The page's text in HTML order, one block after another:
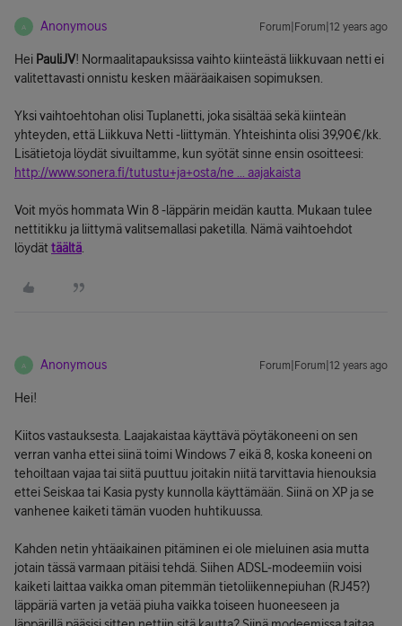
A Anonymous Forum|Forum|12 years ago
Hei PauliJV! Normaalitapauksissa vaihto kiinteästä liikkuvaan netti ei
valitettavasti onnistu kesken määräaikaisen sopimuksen.
Yksi vaihtoehtohan olisi Tuplanetti, joka sisältää sekä kiinteän
yhteyden, että Liikkuva Netti -liittymän. Yhteishinta olisi 39,90€/kk.
Lisätietoja löydät sivuiltamme, kun syötät sinne ensin osoitteesi:
http://www.sonera.fi/tutustu+ja+osta/ne ... aajakaista
Voit myös hommata Win 8 -läppärin meidän kautta. Mukaan tulee
nettitikku ja liittymä valitsemallasi paketilla. Nämä vaihtoehdot
löydät täältä
A Anonymous Forum|Forum|12 years ago
Hei!
Kiitos vastauksesta. Laajakaistaa käyttävä pöytäkoneeni on sen
verran vanha ettei siinä toimi Windows 7 eikä 8, koska koneeni on
tehoiltaan vajaa tai siitä puuttuu joitakin niitä tarvittavia hienouksia
ettei Seiskaa tai Kasia pysty kunnolla käyttämään. Siinä on XP ja se
vanhenee kaiketi tämän vuoden huhtikuussa.
Kahden netin yhtäaikainen pitäminen ei ole mieluinen asia mutta
jotain tässä varmaan pitäisi tehdä. Siihen ADSL-modeemiin voisi
kaiketi laittaa vaikka oman pitemmän tietoliikennepiuhan (RJ45?)
läppäriä varten ja vetää piuha vaikka toiseen huoneeseen ja